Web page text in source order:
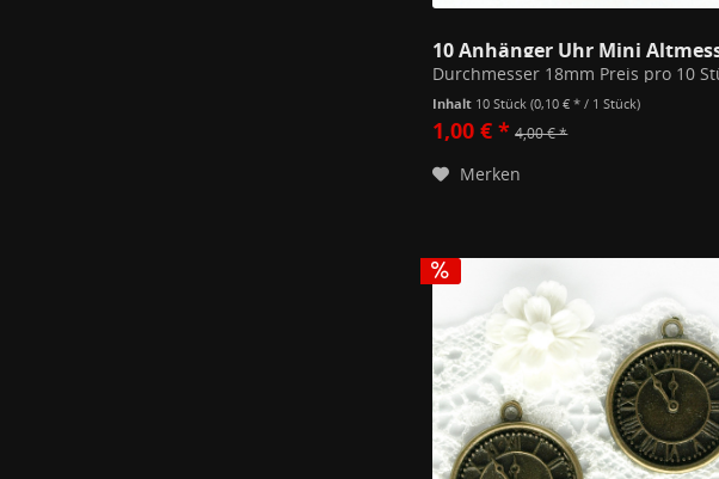
Durchmesser 18mm Preis pro 10
Inhalt 10 Stück(0,10 € * / 1 Stück)
1,00 € * 4,00 € *
Merken